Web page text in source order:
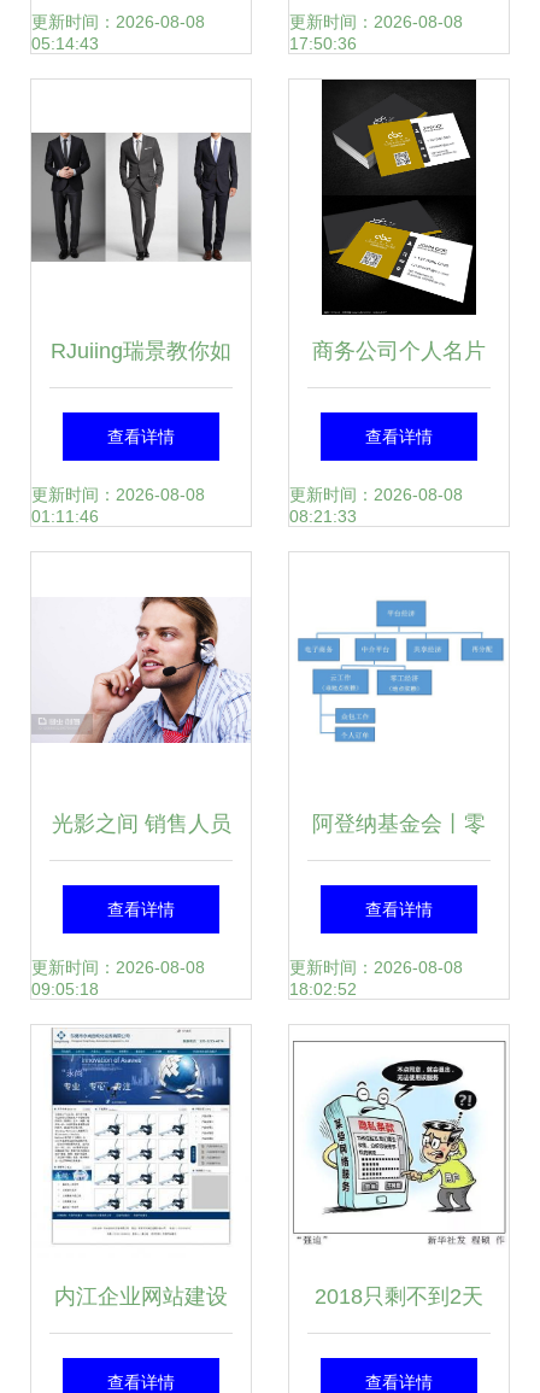
务局办公室优秀公
材料（摄影扩印服
务版）
更新时间：2026-08-08
05:14:43
人商务服务一站式
解决方案
更新时间：2026-08-08
17:50:36
RJuiing瑞景教你如
何选购和定做西服
个人商务服务的精
查看详情
更新时间：2026-08-08
01:11:46
商务公司个人名片
设计模板图片——
礼仪服务的视觉策
查看详情
更新时间：2026-08-08
08:21:33
光影之间 销售人员
如何在摄影扩印服
务中捕捉良机
查看详情
更新时间：2026-08-08
09:05:18
阿登纳基金会丨零
工经济:劳动力市场
的机遇还是风险?
查看详情
更新时间：2026-08-08
18:02:52
内江企业网站建设
与摄影扩印服务的
查看详情
2018只剩不到2天
四成剁手族竟还不
查看详情